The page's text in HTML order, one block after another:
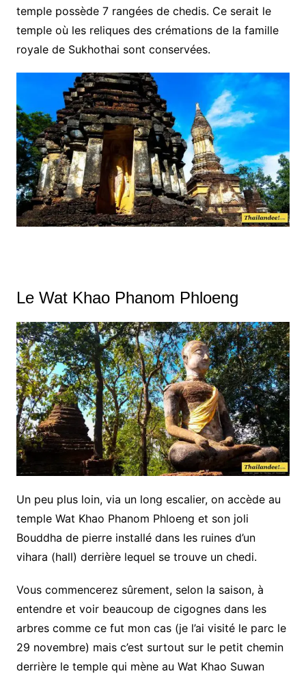
temple possède 7 rangées de chedis. Ce serait le
temple où les reliques des crémations de la famille
royale de Sukhothai sont conservées.
Le Wat Khao Phanom Phloeng
Un peu plus loin, via un long escalier, on accède au
temple Wat Khao Phanom Phloeng et son joli
Bouddha de pierre installé dans les ruines d’un
vihara (hall) derrière lequel se trouve un chedi.
Vous commencerez sûrement, selon la saison, à
entendre et voir beaucoup de cigognes dans les
arbres comme ce fut mon cas (je l’ai visité le parc le
29 novembre) mais c’est surtout sur le petit chemin
derrière le temple qui mène au Wat Khao Suwan